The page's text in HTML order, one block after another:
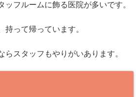
ッフルームに飾る医院が多いです。
持って帰っています。
らスタッフもやりがいあります。